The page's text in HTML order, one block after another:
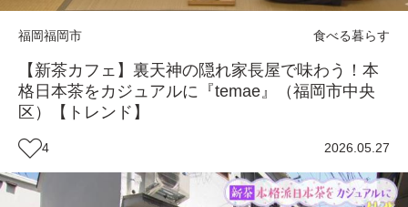
福岡福岡市 食べる暮らす
【新茶カフェ】裏天神の隠れ家長屋で味わう！本
格日本茶をカジュアルに『temae』（福岡市中央
区）【トレンド】
4 2026.05.27